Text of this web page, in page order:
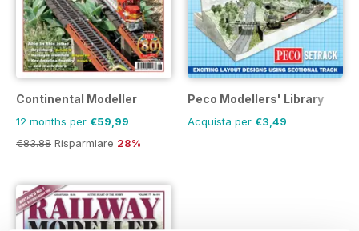
Continental Modeller
12 months per €59,99
€83.88 Risparmiare 28%
Peco Modellers' Library
Acquista per €3,49